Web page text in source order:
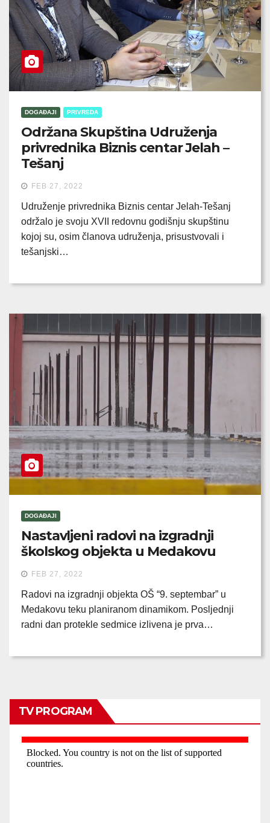
DOGAĐAJI PRIVREDA
Održana Skupština Udruženja
privrednika Biznis centar Jelah –
Tešanj
FEB 27, 2022
Udruženje privrednika Biznis centar Jelah-Tešanj
održalo je svoju XVII redovnu godišnju skupštinu
kojoj su, osim članova udruženja, prisustvovali i
tešanjski…
DOGAĐAJI
Nastavljeni radovi na izgradnji
školskog objekta u Medakovu
FEB 27, 2022
Radovi na izgradnji objekta OŠ “9. septembar” u
Medakovu teku planiranom dinamikom. Posljednji
radni dan protekle sedmice izlivena je prva…
TV PROGRAM